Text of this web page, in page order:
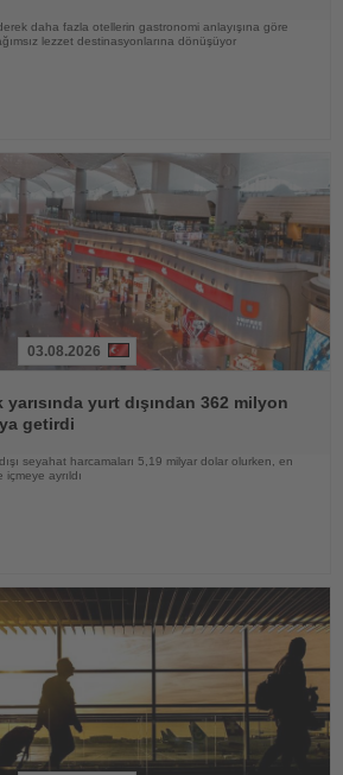
daha fazla otellerin gastronomi anlayışına göre
lezzet destinasyonlarına dönüşüyor
03.08.2026
yurt dışından 362 milyon
getirdi
seyahat harcamaları 5,19 milyar dolar olurken, en
ayrıldı